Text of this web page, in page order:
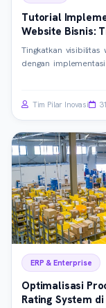
Tutorial
Website Bisnis:
Tingkatkan
dengan
calon pelanggan.
Tim Pilar Inovasi
ERP & Enterprise
Optimalisasi
Rating System di